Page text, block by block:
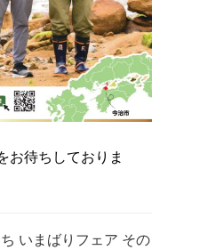
お待ちしておりま
いまばりフェア その